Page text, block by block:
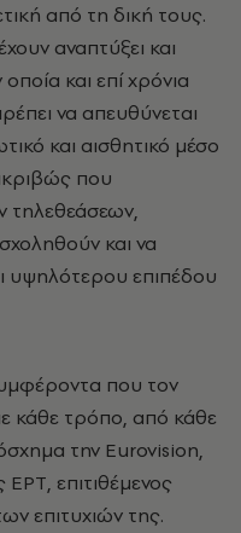
από τη δική τους.
αναπτύξει και
και επί χρόνια
να απευθύνεται
και αισθητικό μέσο
που
τηλεθεάσεων,
και να
υψηλότερου επιπέδου
που τον
κάθε τρόπο, από κάθε
την Eurovision,
επιτιθέμενος
επιτυχιών της.